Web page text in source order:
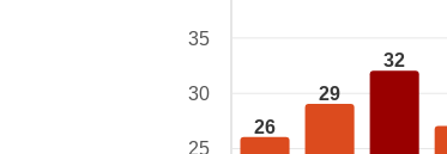
26
29
32
35
30
25